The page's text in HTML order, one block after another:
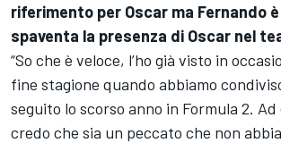
riferimento per Oscar ma Fernando
spaventa la presenza di Oscar nel
“So che è veloce, l’ho già visto in
fine stagione quando abbiamo
seguito lo scorso anno in Formula 2.
credo che sia un peccato che non